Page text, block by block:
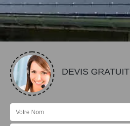
DEVIS GRATUIT